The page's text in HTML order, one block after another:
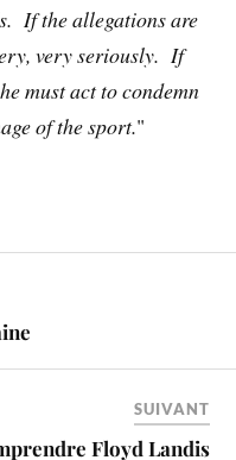
If the allegations are
very seriously. If
must act to condemn
of the sport."
SUIVANT
Floyd Landis